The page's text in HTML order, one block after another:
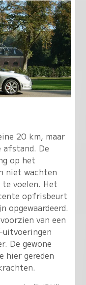
20 km, maar
afstand. De
op het
niet wachten
te voelen. Het
opfrisbeurt
opgewaardeerd.
van een
uitvoeringen
De gewone
hier gereden